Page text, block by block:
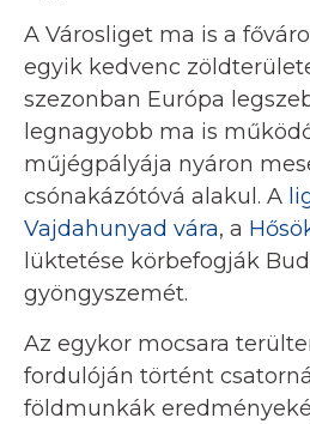
A Városliget ma is a
egyik kedvenc
szezonban Európa
legnagyobb ma is
műjégpályája nyáron
csónakázótóvá alakul. A
Vajdahunyad vára, a
lüktetése körbefogják
gyöngyszemét.
Az egykor mocsara
fordulóján történt
földmunkák